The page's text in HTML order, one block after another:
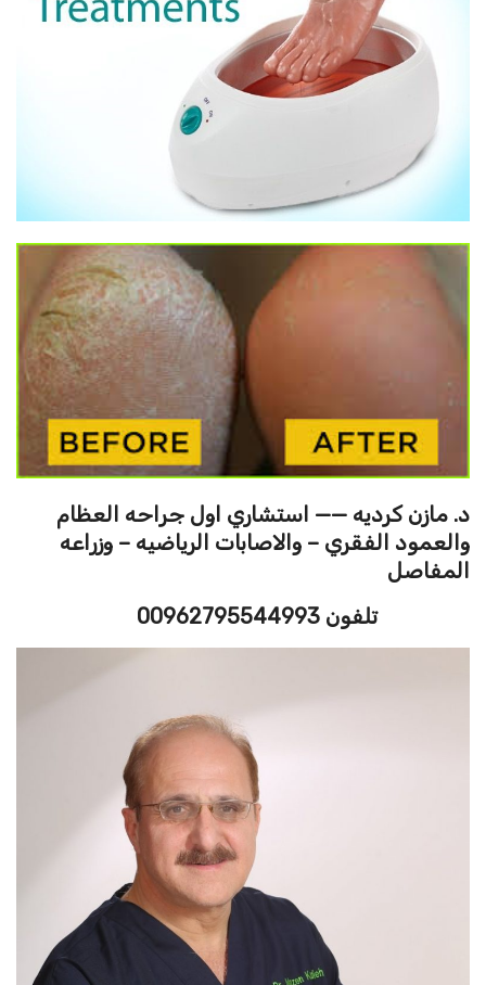
د. مازن كرديه —— استشاري اول جراحه العظام
والعمود الفقري – والاصابات الرياضيه – وزراعه
المفاصل
تلفون 00962795544993